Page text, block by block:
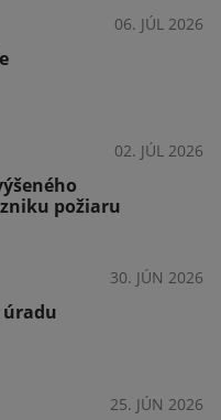
06. JÚL 2026
02. JÚL 2026
požiaru
30. JÚN 2026
úradu
25. JÚN 2026